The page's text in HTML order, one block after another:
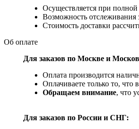
Осуществляется при полной
Возможность
Стоимость доставки
Об оплате
Для заказов по Москве и
Оплата производится
Оплачиваете только то,
Обращаем внимание, что
Для заказов по России и СНГ: